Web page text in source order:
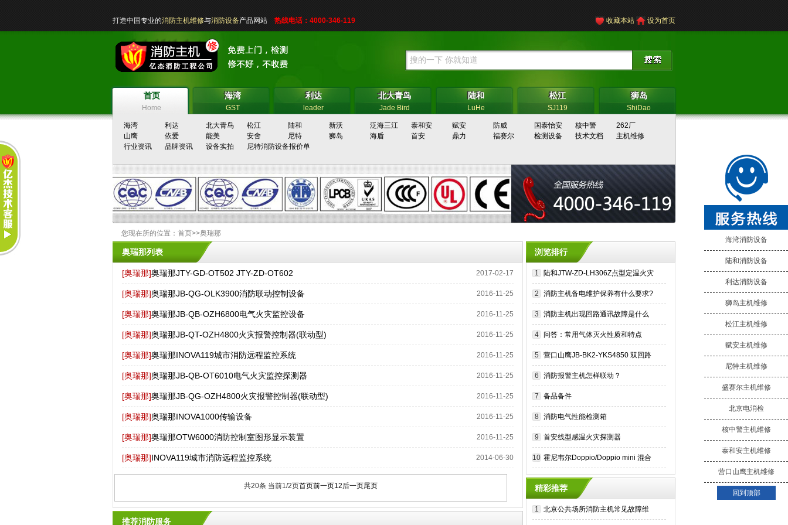
收藏本站 设为首页
打造中国专业的消防主机维修与消防设备产品网站 热线电话：4000-346-119
首页 海湾 利达 北大青鸟 陆和 松江 狮岛
首页
Home
海湾
GST
利达
leader
北大青鸟
Jade Bird
陆和
LuHe
松江
SJ119
狮岛
ShiDao
海湾 利达 北大青鸟 松江 陆和 新沃 泛海三江 泰和安 赋安 防威 国泰怡安 核中警
262厂
山鹰
依爱 能美 安舍 尼特 狮岛 海盾 首安 鼎力 福赛尔 检测设备 技术文档
主机维修
行业资讯
品牌资讯 设备实拍 尼特消防设备报价单
您现在所的位置： 首页>>奥瑞那
奥瑞那列表
2017-02-17
[奥瑞那]奥瑞那JTY-GD-OT502 JTY-ZD-OT602
2016-11-25
[奥瑞那]奥瑞那JB-QG-OLK3900消防联动控制设备
2016-11-25
[奥瑞那]奥瑞那JB-QB-OZH6800电气火灾监控设备
2016-11-25
[奥瑞那]奥瑞那JB-QT-OZH4800火灾报警控制器(联动型)
2016-11-25
[奥瑞那]奥瑞那INOVA119城市消防远程监控系统
2016-11-25
[奥瑞那]奥瑞那JB-QB-OT6010电气火灾监控探测器
2016-11-25
[奥瑞那]奥瑞那JB-QG-OZH4800火灾报警控制器(联动型)
2016-11-25
[奥瑞那]奥瑞那INOVA1000传输设备
2016-11-25
[奥瑞那]奥瑞那OTW6000消防控制室图形显示装置
2014-06-30
[奥瑞那]INOVA119城市消防远程监控系统
共20条 当前1/2页首页前一页12后一页尾页
推荐消防服务
浏览排行
1
陆和JTW-ZD-LH306Z点型定温火灾
2
消防主机备电维护保养有什么要求?
3
消防主机出现回路通讯故障是什么
4 问答：常用气体灭火性质和特点
5
营口山鹰JB-BK2-YKS4850 双回路
6 消防报警主机怎样联动？
7 备品备件
8 消防电气性能检测箱
9 首安线型感温火灾探测器
10 霍尼韦尔Doppio/Doppio mini 混合
精彩推荐
1
北京公共场所消防主机常见故障维
海湾消防设备
陆和消防设备
利达消防设备
狮岛主机维修
松江主机维修
赋安主机维修
尼特主机维修
盛赛尔主机维修
北京电消检
核中警主机维修
泰和安主机维修
营口山鹰主机维修
回到顶部